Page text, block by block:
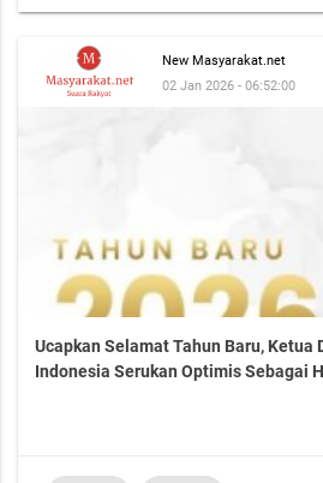
New Masyarakat.net
02 Jan 2026 - 06:52:00
Ucapkan Selamat Tahun Baru, Ketua
Indonesia Serukan Optimis Sebagai